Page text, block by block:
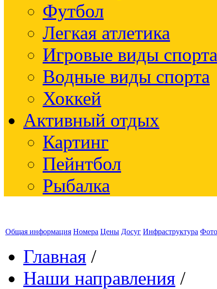
Футбол
Легкая атлетика
Игровые виды спорта
Водные виды спорта
Хоккей
Активный отдых
Картинг
Пейнтбол
Рыбалка
Общая информация Номера Цены Досуг Инфраструктура Фото
Главная /
Наши направления /